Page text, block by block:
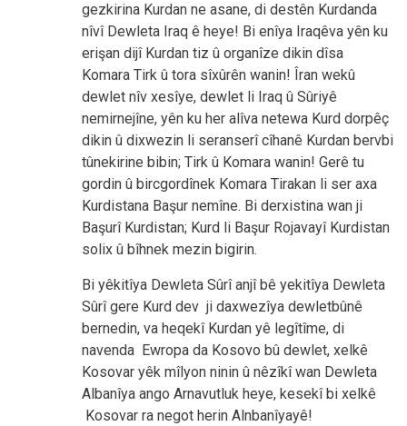
gezkirina Kurdan ne asane, di destên Kurdanda
nîvî Dewleta Iraq ê heye! Bi enîya Iraqêva yên ku
erişan dijî Kurdan tiz û organîze dikin dîsa
Komara Tirk û tora sîxûrên wanin! Îran wekû
dewlet nîv xesîye, dewlet li Iraq û Sûriyê
nemirnejîne, yên ku her alîva netewa Kurd dorpêç
dikin û dixwezin li seranserî cîhanê Kurdan bervbi
tûnekirine bibin; Tirk û Komara wanin! Gerê tu
gordin û bircgordînek Komara Tirakan li ser axa
Kurdistana Başur nemîne. Bi derxistina wan ji
Başurî Kurdistan; Kurd li Başur Rojavayî Kurdistan
solix û bîhnek mezin bigirin.
Bi yêkitîya Dewleta Sûrî anjî bê yekitîya Dewleta
Sûrî gere Kurd dev ji daxwezîya dewletbûnê
bernedin, va heqekî Kurdan yê legîtîme, di
navenda Ewropa da Kosovo bû dewlet, xelkê
Kosovar yêk mîlyon ninin û nêzîkî wan Dewleta
Albanîya ango Arnavutluk heye, kesekî bi xelkê
Kosovar ra negot herin Alnbanîyayê!